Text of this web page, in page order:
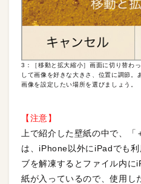
3：［移動と拡大縮小］画面に切り替わ
して画像を好きな大きさ、位置に調節。
画像を設定したい場所を選びましょう。
【注意】
上で紹介した壁紙の中で、
は、iPhone以外にiPadでも
ブを解凍するとファイル内
紙が入っているので、使用し